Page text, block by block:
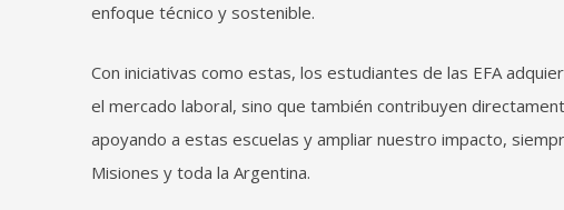
enfoque técnico y sostenible.
Con iniciativas como estas, los estudiantes de las EFA
el mercado laboral, sino que también contribuyen
apoyando a estas escuelas y ampliar nuestro impacto,
Misiones y toda la Argentina.